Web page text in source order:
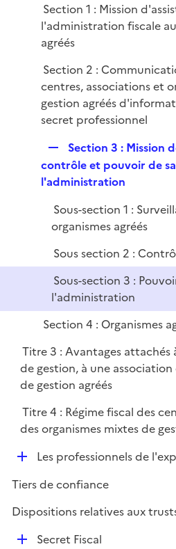
e
r
i
e
r
p
l
i
Section 1 : Mission
l'administration fiscale
agréés
Section 2 :
centres, associations et
gestion agréés
secret professionnel
e
p
i
e
Section 3 : Mission
contrôle et pouvoir de
l'administration
Sous-section 1 :
organismes agréés
Sous section 2 :
Sous-section 3 :
l'administration
Section 4 : Organismes
Titre 3 : Avantages
de gestion, à une
de gestion agréés
Titre 4 : Régime fiscal des
des organismes mixtes de
D
p
l
i
Les professionnels de
Tiers de confiance
Dispositions relatives aux
DSecret Fiscal